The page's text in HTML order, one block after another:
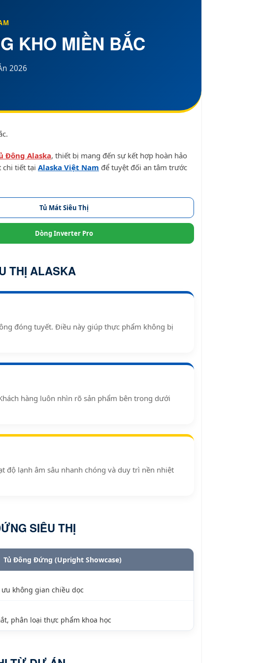
KHO MIỀN BẮC
2026
.
Đông Alaska, thiết bị mang đến sự kết hợp hoàn hảo
chi tiết tại Alaska Việt Nam để tuyệt đối an tâm trước
Tủ Mát Siêu Thị
Dòng Inverter Pro
THỊ ALASKA
đóng tuyết. Điều này giúp thực phẩm không bị
hàng luôn nhìn rõ sản phẩm bên trong dưới
độ lạnh âm sâu nhanh chóng và duy trì nền nhiệt
SIÊU THỊ
Tủ Đông Đứng (Upright Showcase)
không gian chiều dọc
phân loại thực phẩm khoa học